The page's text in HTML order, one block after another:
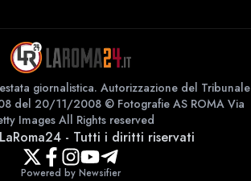
giornalistica. Autorizzazione del Tribunale
del 20/11/2008 © Fotografie AS ROMA Via
Images All Rights reserved
LaRoma24- Tutti i diritti riservati
Powered by Newsifier